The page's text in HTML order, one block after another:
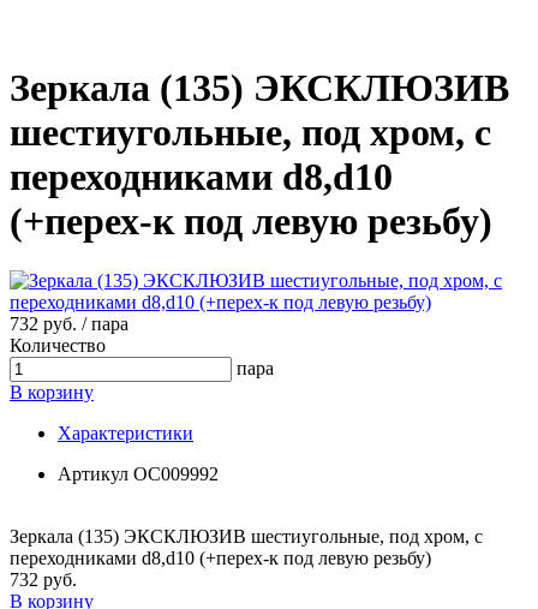
Зеркaлa (135) ЭКСКЛЮЗИВ
шестиугольные, под хром, с
переходниками d8,d10
(+перех-к под левую резьбу)
732 руб. / пара
Количество
пара
В корзину
Характеристики
Артикул ОС009992
Зеркaлa (135) ЭКСКЛЮЗИВ шестиугольные, под хром, с
переходниками d8,d10 (+перех-к под левую резьбу)
732 руб.
В корзину